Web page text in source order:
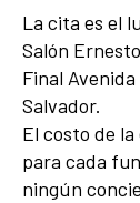
La cita es el
Salón
Final
Salvador.
El costo de
para cada
ningún